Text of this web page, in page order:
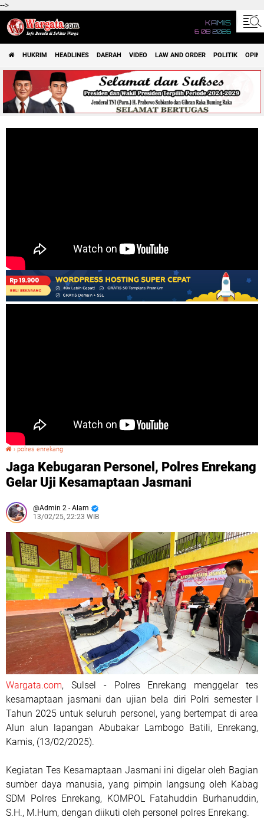
-->
KAMIS
6 08 2026
HUKRIM HEADLINES DAERAH VIDEO LAW AND ORDER POLITIK OPINI
› polres enrekang
Jaga Kebugaran Personel, Polres Enrekang
Gelar Uji Kesamaptaan Jasmani
Admin 2 - Alam
13/02/25, 22:23 WIB
Wargata.com, Sulsel - Polres Enrekang menggelar tes
kesamaptaan jasmani dan ujian bela diri Polri semester I
Tahun 2025 untuk seluruh personel, yang bertempat di area
Alun alun lapangan Abubakar Lambogo Batili, Enrekang,
Kamis, (13/02/2025).
Kegiatan Tes Kesamaptaan Jasmani ini digelar oleh Bagian
sumber daya manusia, yang pimpin langsung oleh Kabag
SDM Polres Enrekang, KOMPOL Fatahuddin Burhanuddin,
S.H., M.Hum, dengan diikuti oleh personel polres Enrekang.